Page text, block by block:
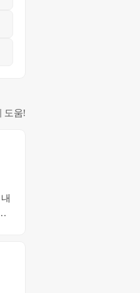
도움!